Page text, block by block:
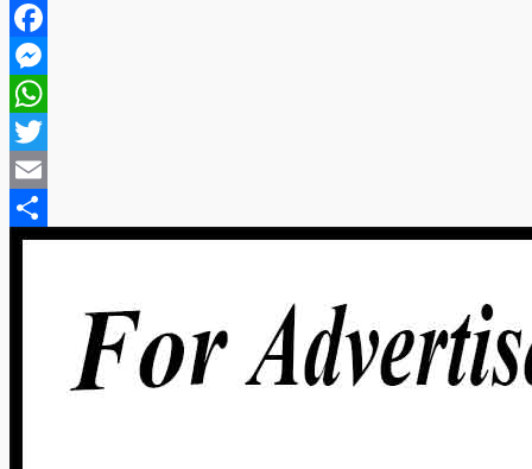
Facebook
Messenger
WhatsApp
Twitter
Email
Share